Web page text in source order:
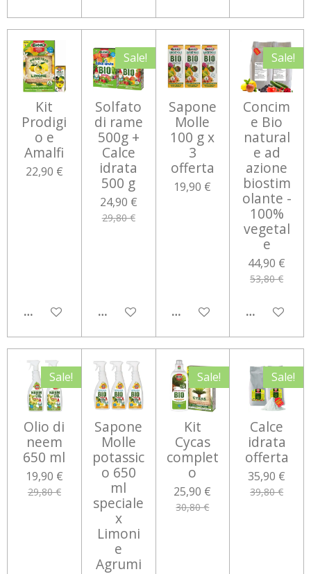
Kit
Prodigi
o e
Amalfi
22,90 €
AGGIUNGI AL CARRELLO
Sale!
Solfato
di rame
500g +
Calce
idrata
500 g
24,90 €
29,80 €
AGGIUNGI AL CARRELLO
Sapone
Molle
100 g x
3
offerta
19,90 €
AGGIUNGI AL CARRELLO
Sale!
Concim
e Bio
natural
e ad
azione
biostim
olante -
100%
vegetal
e
44,90 €
53,80 €
AGGIUNGI
Sale!
Olio di
neem
650 ml
19,90 €
29,80 €
Sapone
Molle
potassic
o 650
ml
speciale
x
Limoni
e
Agrumi
Sale!
Kit
Cycas
complet
o
25,90 €
30,80 €
Sale!
Calce
idrata
offerta
35,90 €
39,80 €